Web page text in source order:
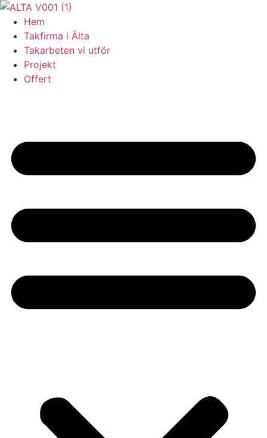
Skip
content
Hem
Takfirma i Älta
Takarbeten vi utför
Projekt
Offert